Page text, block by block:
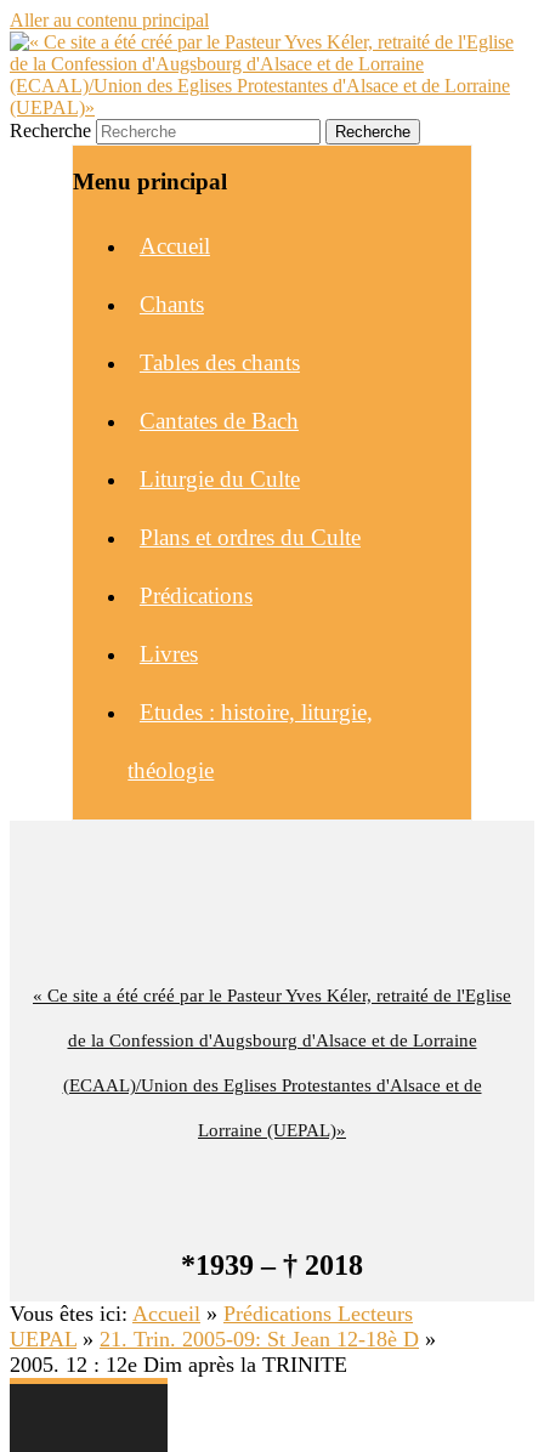
Aller au contenu principal
« Ce site a été créé par le Pasteur Yves Kéler, retraité de l'Eglise
de la Confession d'Augsbourg d'Alsace et de Lorraine
(ECAAL)/Union des Eglises Protestantes d'Alsace et de
Lorraine (UEPAL)»
*1939 – † 2018
Recherche
Menu principal
Accueil
Chants
Tables des chants
Cantates de Bach
Liturgie du Culte
Plans et ordres du Culte
Prédications
Livres
Etudes : histoire, liturgie,
théologie
Vous êtes ici: Accueil » Prédications Lecteurs
UEPAL » 21. Trin. 2005-09: St Jean 12-18è D »
2005. 12 : 12e Dim après la TRINITE